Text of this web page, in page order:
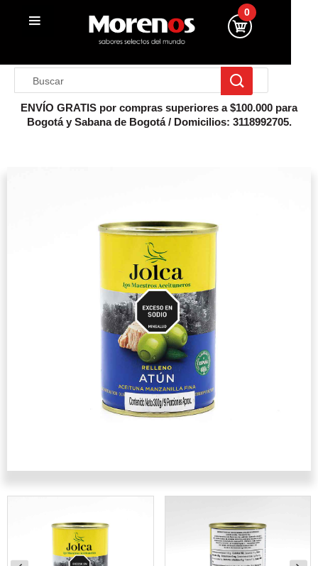
0
ENVÍO GRATIS por compras superiores a $100.000 para
Bogotá y Sabana de Bogotá / Domicilios: 3118992705.